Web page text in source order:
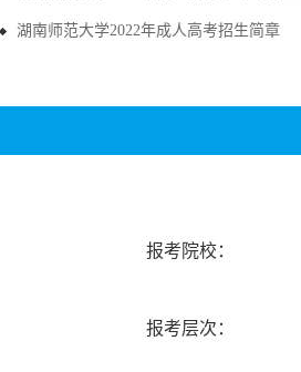
湖南师范大学2022年成人高考招生简章
报考院校：
报考层次：